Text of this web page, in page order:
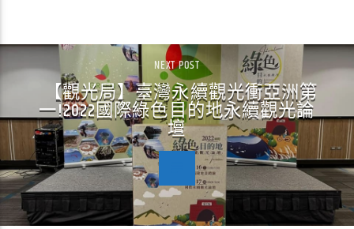
NEXT POST
【觀光局】臺灣永續觀光衝亞洲第
一!2022國際綠色目的地永續觀光論
壇